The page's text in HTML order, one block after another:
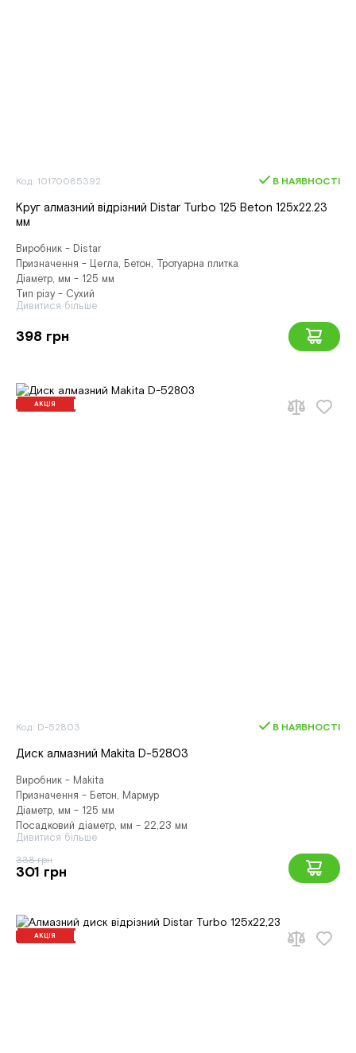
Код: 10170085392 В НАЯВНОСТІ
Круг алмазний вiдрiзний Distar Turbo 125 Beton 125x22.23
мм
Виробник - Distar
Призначення - Цегла, Бетон, Тротуарна плитка
Діаметр, мм - 125 мм
Тип різу - Сухий
Дивитися більше
398 грн
АКЦІЯ
Код: D-52803 В НАЯВНОСТІ
Диск алмазний Makita D-52803
Виробник - Makita
Призначення - Бетон, Мармур
Діаметр, мм - 125 мм
Посадковий діаметр, мм - 22,23 мм
Дивитися більше
338 грн
301 грн
АКЦІЯ